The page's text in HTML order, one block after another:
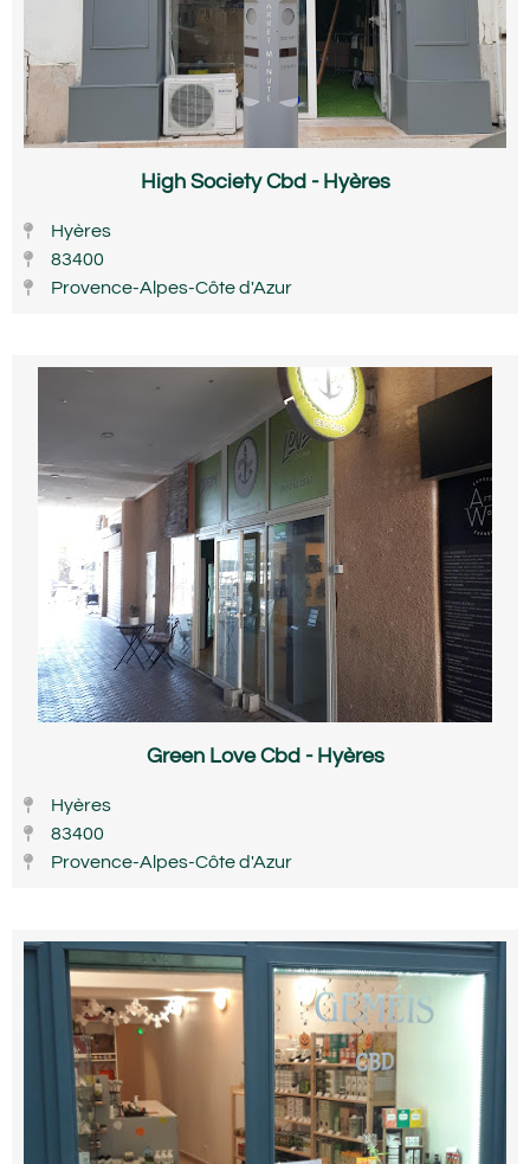
High Society Cbd - Hyères
Hyères
83400
Provence-Alpes-Côte d'Azur
Green Love Cbd - Hyères
Hyères
83400
Provence-Alpes-Côte d'Azur